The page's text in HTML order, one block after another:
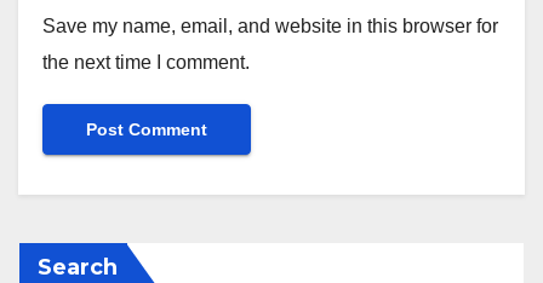
Save my name, email, and website in this browser for
the next time I comment.
Search